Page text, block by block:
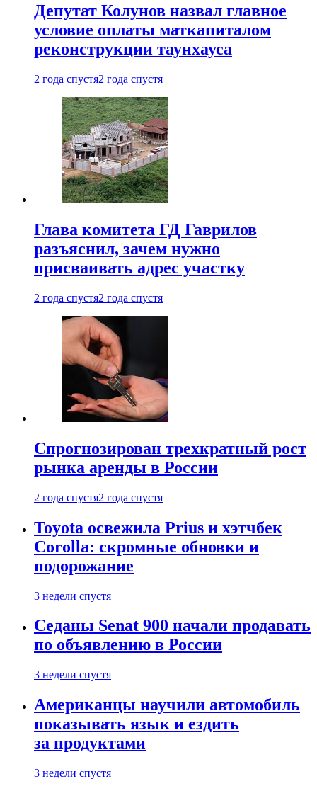
Депутат Колунов назвал главное
условие оплаты маткапиталом
реконструкции таунхауса
2 года спустя2 года спустя
Глава комитета ГД Гаврилов
разъяснил, зачем нужно
присваивать адрес участку
2 года спустя2 года спустя
Спрогнозирован трехкратный рост
рынка аренды в России
2 года спустя2 года спустя
Toyota освежила Prius и хэтчбек
Corolla: скромные обновки и
подорожание
3 недели спустя
Седаны Senat 900 начали продавать
по объявлению в России
3 недели спустя
Американцы научили автомобиль
показывать язык и ездить
за продуктами
3 недели спустя